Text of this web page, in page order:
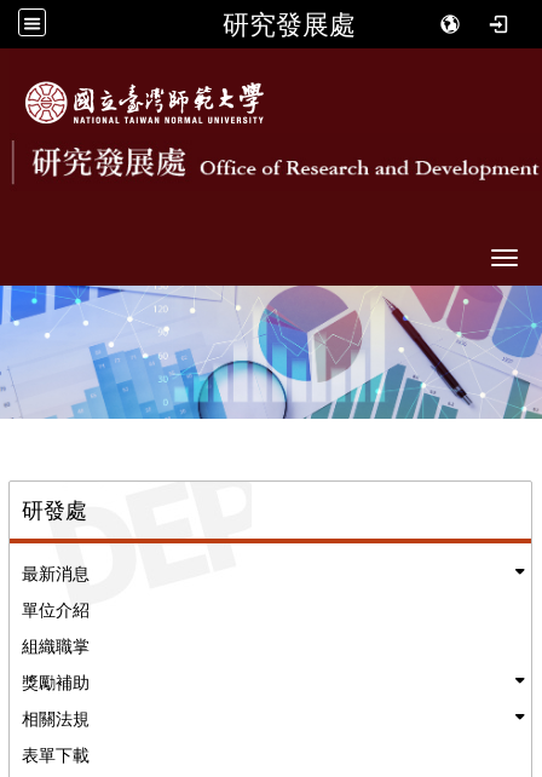
研究發展處
研發處
最新消息
單位介紹
組織職掌
獎勵補助
相關法規
表單下載